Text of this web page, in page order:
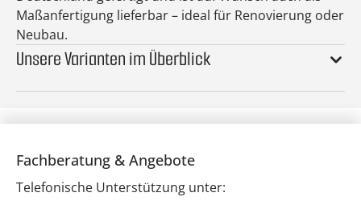
Maßanfertigung lieferbar – ideal für Renovierung oder
Neubau.
Unsere Varianten im Überblick
Fachberatung & Angebote
Telefonische Unterstützung unter: